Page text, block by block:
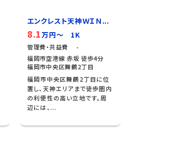
エンクレスト天神ＷＩＮ...
8.1万円～ 1K
管理費・共益費 -
福岡市空港線 赤坂 徒歩4分
福岡市中央区舞鶴2丁目
福岡市中央区舞鶴2丁目に位
置し、天神エリアまで徒歩圏内
の利便性の高い立地です。周
辺には、...